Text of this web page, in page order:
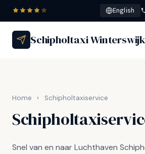
English
Schipholtaxi Winterswijk
Home › Schipholtaxiservice
Snel van en naar Luchthaven